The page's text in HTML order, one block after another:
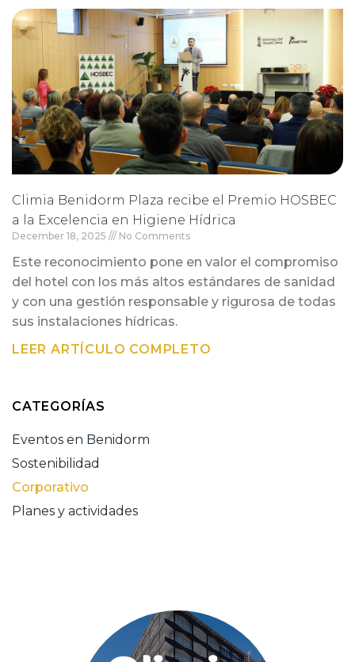
Climia Benidorm Plaza recibe el Premio HOSBEC
a la Excelencia en Higiene Hídrica
December 18, 2025 No Comments
Este reconocimiento pone en valor el compromiso
del hotel con los más altos estándares de sanidad
y con una gestión responsable y rigurosa de todas
sus instalaciones hídricas.
LEER ARTÍCULO COMPLETO
CATEGORÍAS
Eventos en Benidorm
Sostenibilidad
Corporativo
Planes y actividades